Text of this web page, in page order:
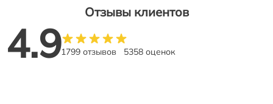
Отзывы клиентов
4.91799 отзывов 5358 оценок